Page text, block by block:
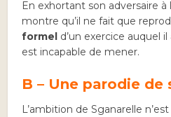
En exhortant son adversaire à
montre qu’il ne fait que
formel d’un exercice auquel il
est incapable de mener.
B – Une parodie de
L’ambition de Sganarelle